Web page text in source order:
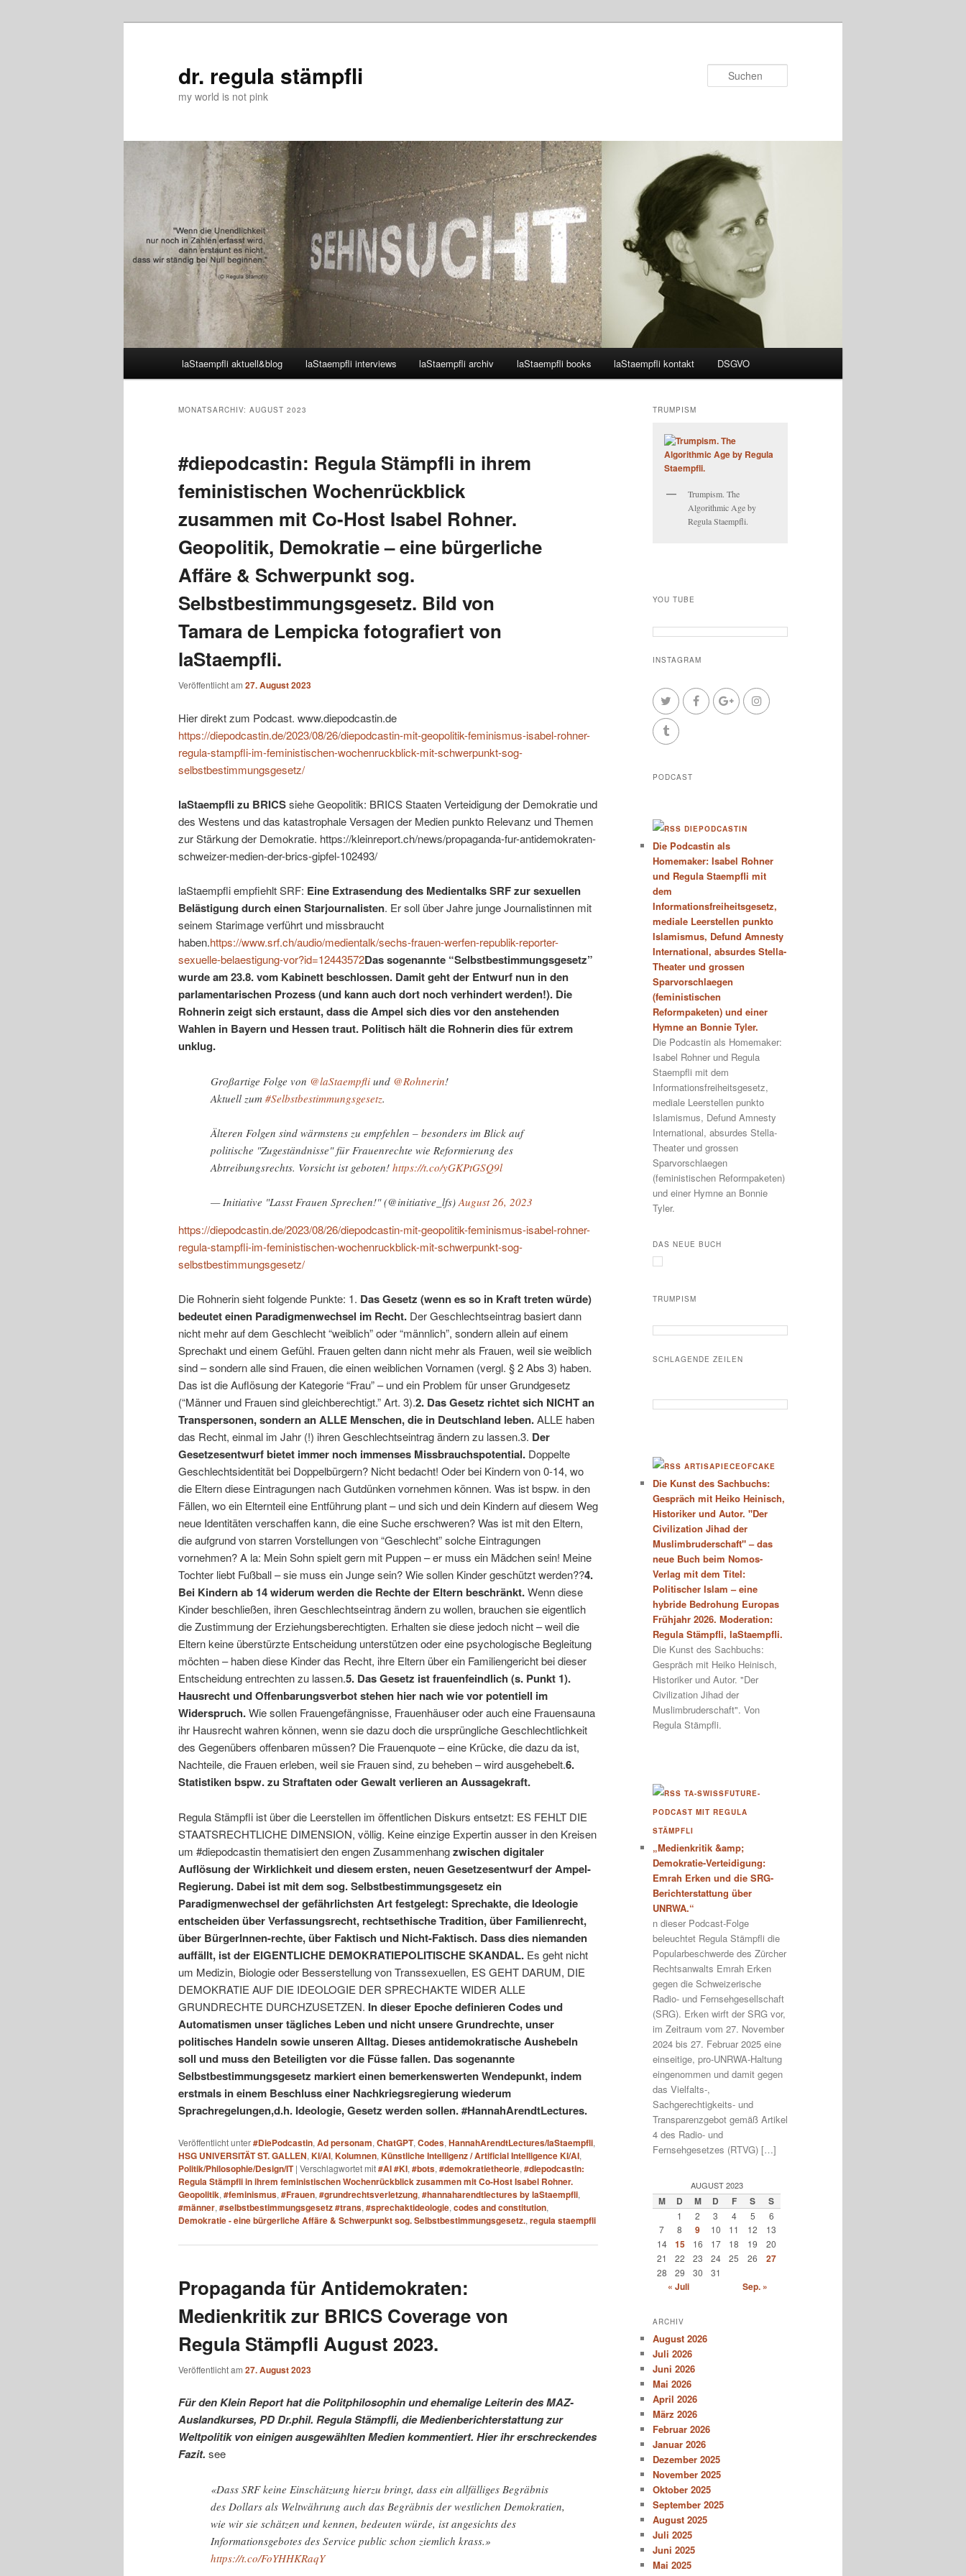
dr. regula stämpfli
my world is not pink
laStaempfli aktuell&blog laStaempfli interviews laStaempfli archiv laStaempfli books laStaempfli kontakt DSGVO
MONATSARCHIV: AUGUST 2023
#diepodcastin: Regula Stämpfli in ihrem
feministischen Wochenrückblick
zusammen mit Co-Host Isabel Rohner.
Geopolitik, Demokratie – eine bürgerliche
Affäre & Schwerpunkt sog.
Selbstbestimmungsgesetz. Bild von
Tamara de Lempicka fotografiert von
laStaempfli.
Veröffentlicht am 27. August 2023
Hier direkt zum Podcast. www.diepodcastin.de
https://diepodcastin.de/2023/08/26/diepodcastin-mit-geopolitik-feminismus-isabel-rohner-
regula-stampfli-im-feministischen-wochenruckblick-mit-schwerpunkt-sog-
selbstbestimmungsgesetz/
laStaempfli zu BRICSsiehe Geopolitik: BRICS Staaten Verteidigung der Demokratie und
des Westens und das katastrophale Versagen der Medien punkto Relevanz und Themen
zur Stärkung der Demokratie. https://kleinreport.ch/news/propaganda-fur-antidemokraten-
schweizer-medien-der-brics-gipfel-102493/
laStaempfli empfiehlt SRF: Eine Extrasendung des Medientalks SRF zur sexuellen
Belästigung durch einen Starjournalisten. Er soll über Jahre junge Journalistinnen mit
seinem Starimage verführt und missbraucht
haben.https://www.srf.ch/audio/medientalk/sechs-frauen-werfen-republik-reporter-
sexuelle-belaestigung-vor?id=12443572Das sogenannte “Selbstbestimmungsgesetz”
wurde am 23.8. vom Kabinett beschlossen. Damit geht der Entwurf nun in den
parlamentarischen Prozess (und kann auch dort noch verhindert werden!). Die
Rohnerin zeigt sich erstaunt, dass die Ampel sich dies vor den anstehenden
Wahlen in Bayern und Hessen traut. Politisch hält die Rohnerin dies für extrem
unklug.
Großartige Folge von @laStaempfli und @Rohnerin!
Aktuell zum #Selbstbestimmungsgesetz.
Älteren Folgen sind wärmstens zu empfehlen – besonders im Blick auf
politische "Zugeständnisse" für Frauenrechte wie Reformierung des
Abtreibungsrechts. Vorsicht ist geboten! https://t.co/yGKPtGSQ9l
— Initiative "Lasst Frauen Sprechen!" (@initiative_lfs)August 26, 2023
https://diepodcastin.de/2023/08/26/diepodcastin-mit-geopolitik-feminismus-isabel-rohner-
regula-stampfli-im-feministischen-wochenruckblick-mit-schwerpunkt-sog-
selbstbestimmungsgesetz/
Die Rohnerin sieht folgende Punkte: 1. Das Gesetz (wenn es so in Kraft treten würde)
bedeutet einen Paradigmenwechsel im Recht. Der Geschlechtseintrag basiert dann
nicht mehr auf dem Geschlecht “weiblich” oder “männlich”, sondern allein auf einem
Sprechakt und einem Gefühl. Frauen gelten dann nicht mehr als Frauen, weil sie weiblich
sind – sondern alle sind Frauen, die einen weiblichen Vornamen (vergl. § 2 Abs 3) haben.
Das ist die Auflösung der Kategorie “Frau” – und ein Problem für unser Grundgesetz
(“Männer und Frauen sind gleichberechtigt.” Art. 3).2. Das Gesetz richtet sich NICHT an
Transpersonen, sondern an ALLE Menschen, die in Deutschland leben.ALLE haben
das Recht, einmal im Jahr (!) ihren Geschlechtseintrag ändern zu lassen.3. Der
Gesetzesentwurf bietet immer noch immenses Missbrauchspotential. Doppelte
Geschlechtsidentität bei Doppelbürgern? Nicht bedacht! Oder bei Kindern von 0-14, wo
die Eltern diese Eintragungen nach Gutdünken vornehmen können. Was ist bspw. in den
Fällen, wo ein Elternteil eine Entführung plant – und sich und dein Kindern auf diesem Weg
neue Identitäten verschaffen kann, die eine Suche erschweren? Was ist mit den Eltern,
die aufgrund von starren Vorstellungen von “Geschlecht” solche Eintragungen
vornehmen? A la: Mein Sohn spielt gern mit Puppen – er muss ein Mädchen sein! Meine
Tochter liebt Fußball – sie muss ein Junge sein? Wie sollen Kinder geschützt werden??4.
Bei Kindern ab 14 widerum werden die Rechte der Eltern beschränkt.Wenn diese
Kinder beschließen, ihren Geschlechtseintrag ändern zu wollen, brauchen sie eigentlich
die Zustimmung der Erziehungsberechtigten. Erhalten sie diese jedoch nicht – weil die
Eltern keine überstürzte Entscheidung unterstützen oder eine psychologische Begleitung
möchten – haben diese Kinder das Recht, ihre Eltern über ein Familiengericht bei dieser
Entscheidung entrechten zu lassen.5. Das Gesetz ist frauenfeindlich (s. Punkt 1).
Hausrecht und Offenbarungsverbot stehen hier nach wie vor potentiell im
Widerspruch.Wie sollen Frauengefängnisse, Frauenhäuser oder auch eine Frauensauna
ihr Hausrecht wahren können, wenn sie dazu doch die ursprüngliche Geschlechtlichkeit
des Gegenübers offenbaren müssen? Die Frauenquote – eine Krücke, die dazu da ist,
Nachteile, die Frauen erleben, weil sie Frauen sind, zu beheben – wird ausgehebelt.6.
Statistiken bspw. zu Straftaten oder Gewalt verlieren an Aussagekraft.
Regula Stämpfli ist über die Leerstellen im öffentlichen Diskurs entsetzt: ES FEHLT DIE
STAATSRECHTLICHE DIMENSION, völlig. Keine einzige Expertin ausser in den Kreisen
um #diepodcastin thematisiert den engen Zusammenhangzwischen digitaler
Auflösung der Wirklichkeit und diesem ersten, neuen Gesetzesentwurf der Ampel-
Regierung. Dabei ist mit dem sog. Selbstbestimmungsgesetz ein
Paradigmenwechsel der gefährlichsten Art festgelegt: Sprechakte, die Ideologie
entscheiden über Verfassungsrecht, rechtsethische Tradition, über Familienrecht,
über BürgerInnen-rechte, über Faktisch und Nicht-Faktisch. Dass dies niemanden
auffällt, ist der EIGENTLICHE DEMOKRATIEPOLITISCHE SKANDAL. Es geht nicht
um Medizin, Biologie oder Besserstellung von Transsexuellen, ES GEHT DARUM, DIE
DEMOKRATIE AUF DIE IDEOLOGIE DER SPRECHAKTE WIDER ALLE
GRUNDRECHTE DURCHZUSETZEN. In dieser Epoche definieren Codes und
Automatismen unser tägliches Leben und nicht unsere Grundrechte, unser
politisches Handeln sowie unseren Alltag. Dieses antidemokratische Aushebeln
soll und muss den Beteiligten vor die Füsse fallen. Das sogenannte
Selbstbestimmungsgesetz markiert einen bemerkenswerten Wendepunkt, indem
erstmals in einem Beschluss einer Nachkriegsregierung wiederum
Sprachregelungen,d.h. Ideologie, Gesetz werden sollen. #HannahArendtLectures.
Veröffentlicht unter#DiePodcastin, Ad personam, ChatGPT, Codes, HannahArendtLectures/laStaempfli,
HSG UNIVERSITÄT ST. GALLEN, KI/AI, Kolumnen, Künstliche Intelligenz / Artificial Intelligence KI/AI,
Politik/Philosophie/Design/IT | Verschlagwortet mit#AI #KI, #bots, #demokratietheorie, #diepodcastin:
Regula Stämpfli in ihrem feministischen Wochenrückblick zusammen mit Co-Host Isabel Rohner.
Geopolitik, #feminismus, #Frauen, #grundrechtsverletzung, #hannaharendtlectures by laStaempfli,
#männer, #selbstbestimmungsgesetz #trans, #sprechaktideologie, codes and constitution,
Demokratie - eine bürgerliche Affäre & Schwerpunkt sog. Selbstbestimmungsgesetz., regula staempfli
Propaganda für Antidemokraten:
Medienkritik zur BRICS Coverage von
Regula Stämpfli August 2023.
Veröffentlicht am 27. August 2023
Für den Klein Report hat die Politphilosophin und ehemalige Leiterin des MAZ-
Auslandkurses, PD Dr.phil. Regula Stämpfli, die Medienberichterstattung zur
Weltpolitik von einigen ausgewählten Medien kommentiert. Hier ihr erschreckendes
Fazit. see
«Dass SRF keine Einschätzung hierzu bringt, dass ein allfälliges Begräbnis
des Dollars als Weltwährung auch das Begräbnis der westlichen Demokratien,
wie wir sie schätzen und kennen, bedeuten würde, ist angesichts des
Informationsgebotes des Service public schon ziemlich krass.»
https://t.co/FoYHHKRaqY
TRUMPISM
Trumpism. The
Algorithmic Age by
Regula Staempfli.
YOU TUBE
INSTAGRAM
PODCAST
DIEPODCASTIN
Die Podcastin als
Homemaker: Isabel Rohner
und Regula Staempfli mit
dem
Informationsfreiheitsgesetz,
mediale Leerstellen punkto
Islamismus, Defund Amnesty
International, absurdes Stella-
Theater und grossen
Sparvorschlaegen
(feministischen
Reformpaketen) und einer
Hymne an Bonnie Tyler.
Die Podcastin als Homemaker:
Isabel Rohner und Regula
Staempfli mit dem
Informationsfreiheitsgesetz,
mediale Leerstellen punkto
Islamismus, Defund Amnesty
International, absurdes Stella-
Theater und grossen
Sparvorschlaegen
(feministischen Reformpaketen)
und einer Hymne an Bonnie
Tyler.
DAS NEUE BUCH
TRUMPISM
SCHLAGENDE ZEILEN
ARTISAPIECEOFCAKE
Die Kunst des Sachbuchs:
Gespräch mit Heiko Heinisch,
Historiker und Autor. "Der
Civilization Jihad der
Muslimbruderschaft" – das
neue Buch beim Nomos-
Verlag mit dem Titel:
Politischer Islam – eine
hybride Bedrohung Europas
Frühjahr 2026. Moderation:
Regula Stämpfli, laStaempfli.
Die Kunst des Sachbuchs:
Gespräch mit Heiko Heinisch,
Historiker und Autor. "Der
Civilization Jihad der
Muslimbruderschaft". Von
Regula Stämpfli.
TA-SWISSFUTURE-
PODCAST MIT REGULA
STÄMPFLI
„Medienkritik &amp;
Demokratie-Verteidigung:
Emrah Erken und die SRG-
Berichterstattung über
UNRWA.“
n dieser Podcast-Folge
beleuchtet Regula Stämpfli die
Popularbeschwerde des Zürcher
Rechtsanwalts Emrah Erken
gegen die Schweizerische
Radio- und Fernsehgesellschaft
(SRG). Erken wirft der SRG vor,
im Zeitraum vom 27. November
2024 bis 27. Februar 2025 eine
einseitige, pro-UNRWA-Haltung
eingenommen und damit gegen
das Vielfalts-,
Sachgerechtigkeits- und
Transparenzgebot gemäß Artikel
4 des Radio- und
Fernsehgesetzes (RTVG) […]
AUGUST 2023
M D M D F S S
1 2 3 4 5
6
7
8 9 10 11 12
13
14
15 16 17 18 19
20
21
22 23 24 25 26 27
28 29 30 31
« Juli Sep. »
ARCHIV
August 2026
Juli 2026
Juni 2026
Mai 2026
April 2026
März 2026
Februar 2026
Januar 2026
Dezember 2025
November 2025
Oktober 2025
September 2025
August 2025
Juli 2025
Juni 2025
Mai 2025